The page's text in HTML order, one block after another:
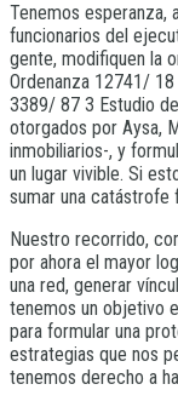
Tenemos esperanza,
funcionarios del
gente, modifiquen la
Ordenanza 12741/
3389/ 87 3 Estudio
otorgados por Aysa,
inmobiliarios-, y
un lugar vivible. Si
sumar una catástrofe
Nuestro recorrido,
por ahora el mayor
una red, generar
tenemos un objetivo
para formular una
estrategias que nos
tenemos derecho a